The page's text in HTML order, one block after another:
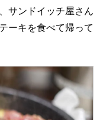
サンドイッチ屋さん
ーキを食べて帰って